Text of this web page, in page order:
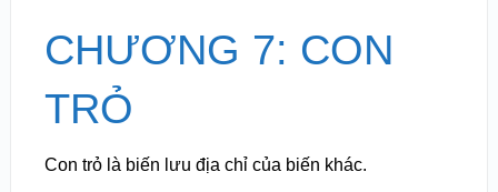
CHƯƠNG 7: CON
TRỎ
Con trỏ là biến lưu địa chỉ của biến khác.